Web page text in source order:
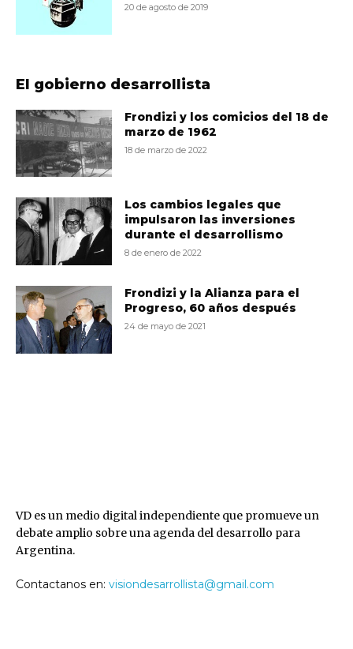
20 de agosto de 2019
El gobierno desarrollista
Frondizi y los comicios del 18 de
marzo de 1962
18 de marzo de 2022
Los cambios legales que
impulsaron las inversiones
durante el desarrollismo
8 de enero de 2022
Frondizi y la Alianza para el
Progreso, 60 años después
24 de mayo de 2021
VD es un medio digital independiente que promueve un
debate amplio sobre una agenda del desarrollo para
Argentina.
Contactanos en: visiondesarrollista@gmail.com